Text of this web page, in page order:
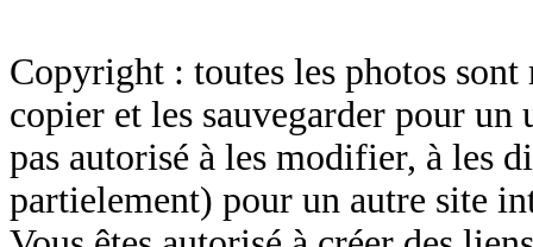
Copyright : toutes les photos sont
copier et les sauvegarder pour un
pas autorisé à les modifier, à les
partielement) pour un autre site